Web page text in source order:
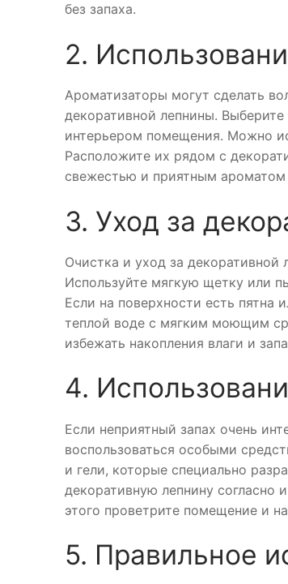
без запаха.
2.
Ароматизаторы могут сделать
декоративной лепнины.
интерьером помещения. Можно
Расположите их рядом с
свежестью и приятным
3. Уход за
Очистка и уход за декоративной
Используйте мягкую щетку или
Если на поверхности есть пятна
теплой воде с мягким моющим
избежать накопления влаги и
4.
Если неприятный запах очень
воспользоваться особыми
и гели, которые специально
декоративную лепнину согласно
этого проветрите помещение и
5. Правильное